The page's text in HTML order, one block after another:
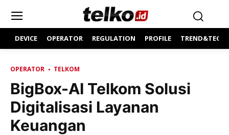
DEVICE OPERATOR REGULATION PROFILE
OPERATOR TELKOM
BigBox-AI Telkom Solusi
Digitalisasi Layanan
Keuangan